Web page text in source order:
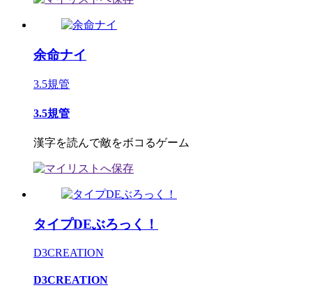
余命ナイ
3.5規管
3.5規管
漢字を読んで敵をボコるゲーム
タイプDEぶろっく！
D3CREATION
D3CREATION